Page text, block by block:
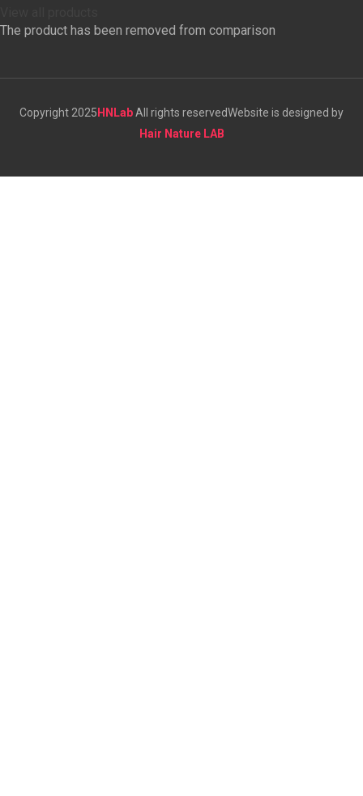
The product has been removed from comparison
Copyright 2025 HNLabAll rights reservedWebsite is designed by
Hair Nature LAB